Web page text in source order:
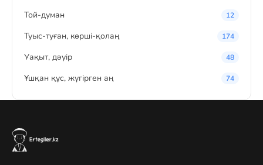
Той-думан 12
Туыс-туған, көрші-қолаң 174
Уақыт, дәуір 48
Ұшқан құс, жүгірген аң 74